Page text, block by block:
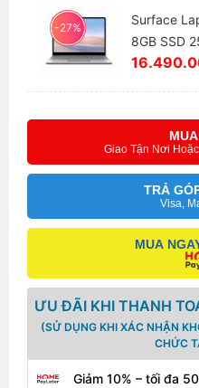
-27%
Surface
8GB SSD
Giao Tận Nơi
TRẢ
Visa,
MUA
ƯU ĐÃI KHI THANH
(SỬ DỤNG KHI XÁC NHẬN
CHỨC
Giảm 10% – tối đa